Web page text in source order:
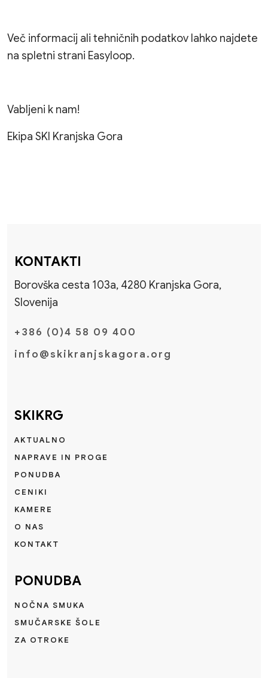
Več informacij ali tehničnih podatkov lahko najdete
na spletni strani Easyloop.
Vabljeni k nam!
Ekipa SKI Kranjska Gora
KONTAKTI
Borovška cesta 103a, 4280 Kranjska Gora,
Slovenija
+386 (0)4 58 09 400
info@skikranjskagora.org
SKIKRG
AKTUALNO
NAPRAVE IN PROGE
PONUDBA
CENIKI
KAMERE
O NAS
KONTAKT
PONUDBA
NOČNA SMUKA
SMUČARSKE ŠOLE
ZA OTROKE